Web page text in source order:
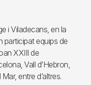
i Viladecans, en la
participat equips de
XXIII de
Vall d’Hebron,
entre d’altres.